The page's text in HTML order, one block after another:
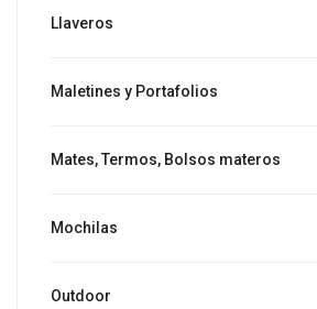
Llaveros
Maletines y Portafolios
Mates, Termos, Bolsos materos
Mochilas
Outdoor